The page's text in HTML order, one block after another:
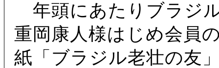
年頭にあたりブラジ
重岡康人様はじめ会員
紙「ブラジル老壮の友